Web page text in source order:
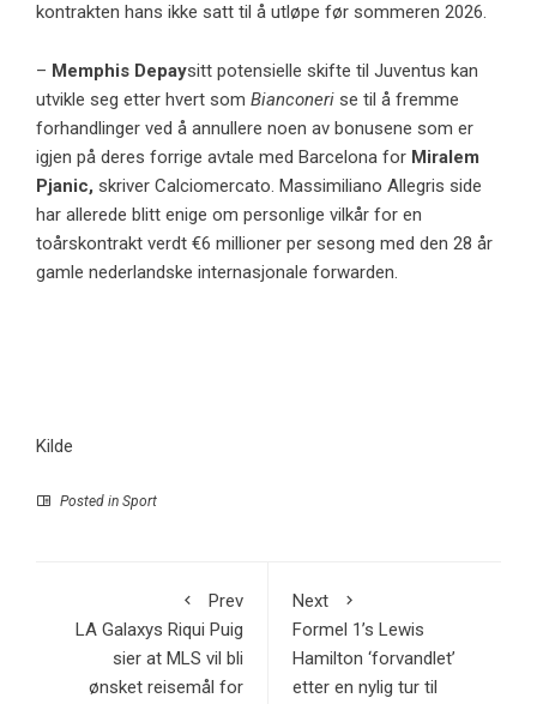
kontrakten hans ikke satt til å utløpe før sommeren 2026.
– Memphis Depaysitt potensielle skifte til Juventus kan
utvikle seg etter hvert som Bianconeri se til å fremme
forhandlinger ved å annullere noen av bonusene som er
igjen på deres forrige avtale med Barcelona for Miralem
Pjanic, skriver Calciomercato. Massimiliano Allegris side
har allerede blitt enige om personlige vilkår for en
toårskontrakt verdt €6 millioner per sesong med den 28 år
gamle nederlandske internasjonale forwarden.
Kilde
Posted in Sport
Prev
LA Galaxys Riqui Puig
sier at MLS vil bli
ønsket reisemål for
Next
Formel 1’s Lewis
Hamilton ‘forvandlet’
etter en nylig tur til